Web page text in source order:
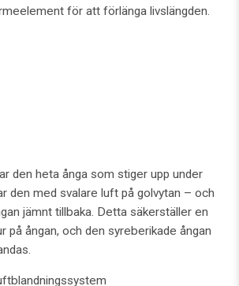
för att förlänga livslängden.
den heta ånga som stiger upp under
den med svalare luft på golvytan – och
jämnt tillbaka. Detta säkerställer en
på ångan, och den syreberikade ångan